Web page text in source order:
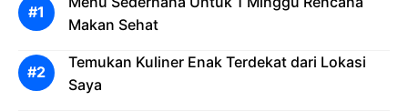
Makan Sehat
Temukan Kuliner Enak Terdekat dari Lokasi
Saya